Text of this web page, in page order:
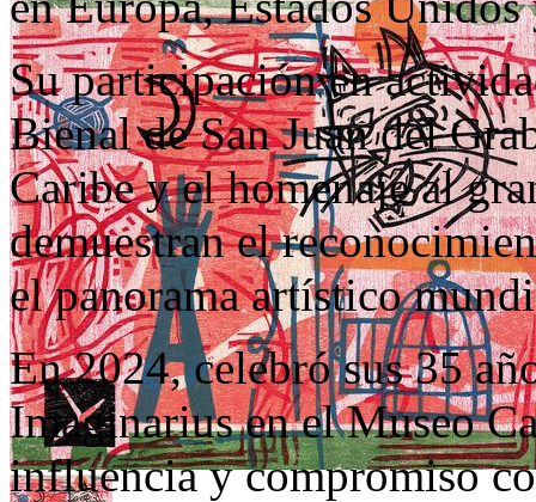
Su participación en
Bienal de San Juan del
Caribe y el homenaje al
demuestran el
el panorama artístico
En 2024, celebró sus 35
Imaginarius en el Museo
influencia y compromiso